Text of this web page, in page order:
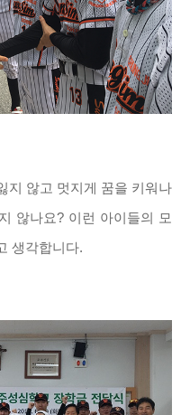
지 않고 멋지게 꿈을 키워나
않나요? 이런 아이들의 모
생각합니다.